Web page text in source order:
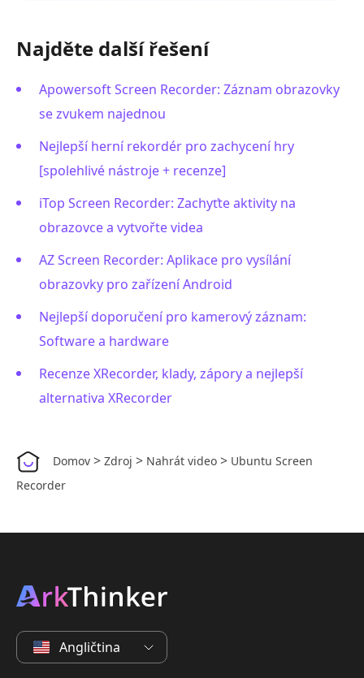
Najděte další řešení
Apowersoft Screen Recorder: Záznam obrazovky
se zvukem najednou
Nejlepší herní rekordér pro zachycení hry
[spolehlivé nástroje + recenze]
iTop Screen Recorder: Zachyťte aktivity na
obrazovce a vytvořte videa
AZ Screen Recorder: Aplikace pro vysílání
obrazovky pro zařízení Android
Nejlepší doporučení pro kamerový záznam:
Software a hardware
Recenze XRecorder, klady, zápory a nejlepší
alternativa XRecorder
Domov > Zdroj > Nahrát video > Ubuntu Screen
Recorder
Angličtina